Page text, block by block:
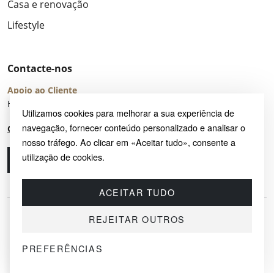
Utilizamos cookies para melhorar a sua experiência de
navegação, fornecer conteúdo personalizado e analisar o
nosso tráfego. Ao clicar em «Aceitar tudo», consente a
utilização de cookies.
ACEITAR TUDO
REJEITAR OUTROS
PREFERÊNCIAS
Casa e renovação
Lifestyle
Contacte-nos
Apoio ao Cliente
Horário de Atendimento: seg – sex 8:00 – 16:00 (UTC+2)
Centro de Ajuda
Ligue-nos
© 2026 SAYRUG OÜ · KESKLINNA LINNAOSA, AHTRI TN 12, 10151, TALLINN,